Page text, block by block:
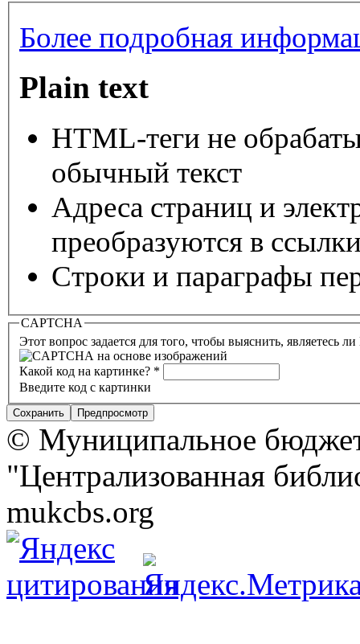
Более подробная
Plain text
HTML-теги не
обычный текст
Адреса страниц и
преобразуются в
Строки и параграфы
CAPTCHA
Этот вопрос задается для того, чтобы выяснить, являетесь
Какой код на картинке? *
Введите код с картинки
© Муниципальное
"Централизованная
mukcbs.org